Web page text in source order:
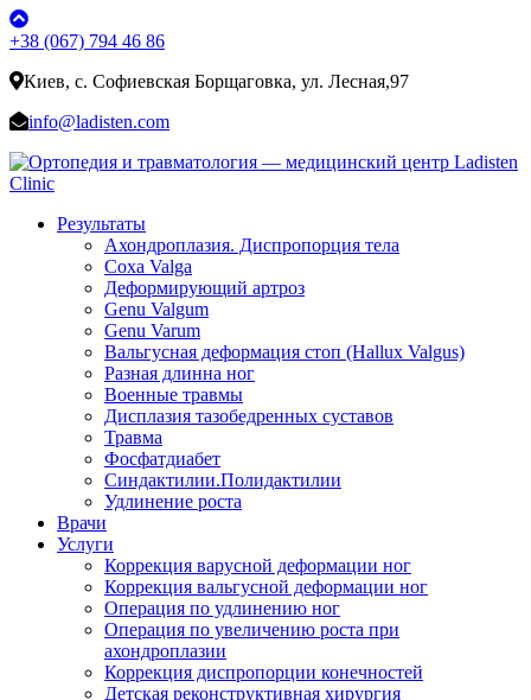
+38 (067) 794 46 86
Киев, с. Софиевская Борщаговка, ул. Лесная,97
info@ladisten.com
Результаты
Ахондроплазия. Диспропорция тела
Coxa Valga
Деформирующий артроз
Genu Valgum
Genu Varum
Вальгусная деформация стоп (Hallux Valgus)
Разная длинна ног
Военные травмы
Дисплазия тазобедренных суставов
Травма
Фосфатдиабет
Синдактилии.Полидактилии
Удлинение роста
Врачи
Услуги
Коррекция варусной деформации ног
Коррекция вальгусной деформации ног
Операция по удлинению ног
Операция по увеличению роста при
ахондроплазии
Коррекция диспропорции конечностей
Детская реконструктивная хирургия